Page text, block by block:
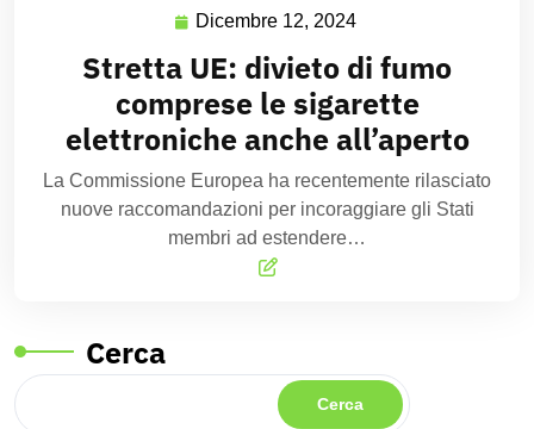
Dicembre 12, 2024
Stretta UE: divieto di fumo
comprese le sigarette
elettroniche anche all’aperto
La Commissione Europea ha recentemente rilasciato
nuove raccomandazioni per incoraggiare gli Stati
membri ad estendere…
Cerca
Cerca